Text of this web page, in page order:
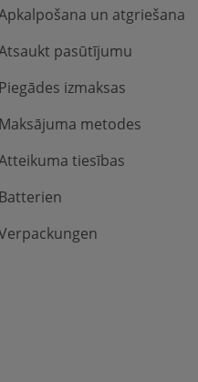
un atgriešana
pasūtījumu
Piegādes izmaksas
Maksājuma metodes
tiesības
Batterien